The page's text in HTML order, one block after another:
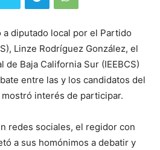
diputado local por el Partido
Linze Rodríguez González, el
de Baja California Sur (IEEBCS)
entre las y los candidatos del
interés de participar.
redes sociales, el regidor con
a sus homónimos a debatir y